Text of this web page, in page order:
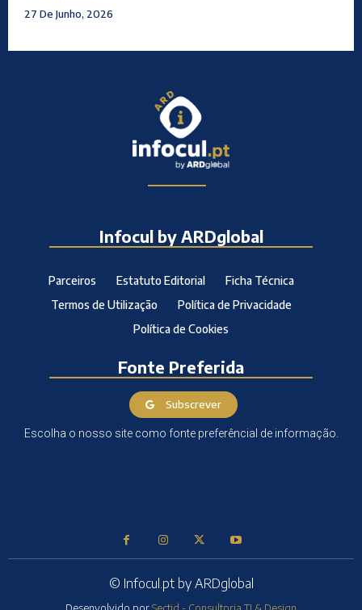
27 De Junho, 2026
Infocul by ARDglobal
Parceiros Estatuto Editorial
Ficha Técnica
Termos de Utilização
Política de Privacidade
Política de Cookies
Fonte Preferida
Subscrever
Escolha o nosso site como fonte preferêncial de informação.
© Infocul.pt by ARDglobal
Desenvolvido porSectid - Consultoria TI & Design